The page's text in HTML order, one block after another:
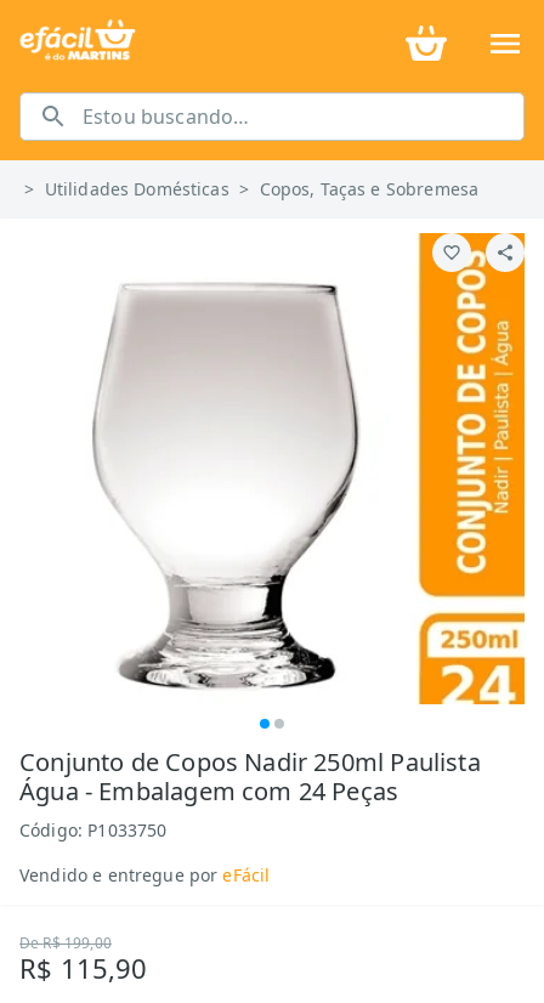
> Utilidades Domésticas > Copos, Taças e Sobremesa
Conjunto de Copos Nadir 250ml Paulista
Água - Embalagem com 24 Peças
Código: P1033750
Vendido e entregue por eFácil
DeR$ 199,00
R$ 115,90